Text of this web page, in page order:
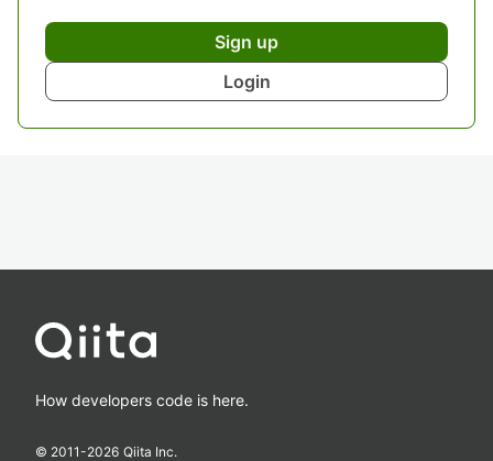
Sign up
Login
How developers code is here.
© 2011-2026 Qiita Inc.